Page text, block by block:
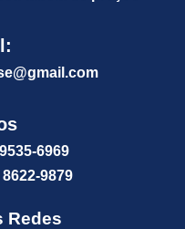
ail.com
6969
9879
Redes